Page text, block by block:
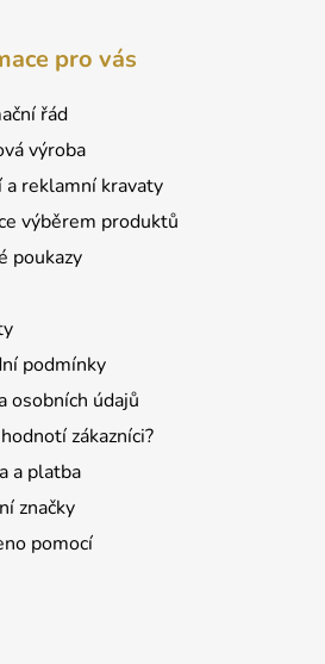
pro vás
řád
výroba
a reklamní kravaty
výběrem produktů
poukazy
podmínky
osobních údajů
zákazníci?
a platba
značky
pomocí